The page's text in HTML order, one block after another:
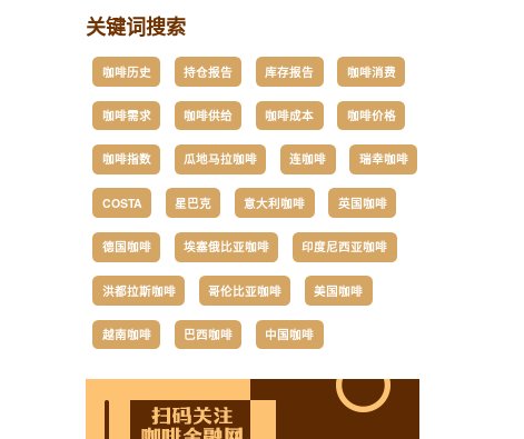
关键词搜索
咖啡历史 持仓报告 库存报告 咖啡消费
咖啡需求 咖啡供给 咖啡成本 咖啡价格
咖啡指数 瓜地马拉咖啡 连咖啡 瑞幸咖啡
COSTA 星巴克 意大利咖啡 英国咖啡
德国咖啡 埃塞俄比亚咖啡 印度尼西亚咖啡
洪都拉斯咖啡 哥伦比亚咖啡 美国咖啡
越南咖啡 巴西咖啡 中国咖啡